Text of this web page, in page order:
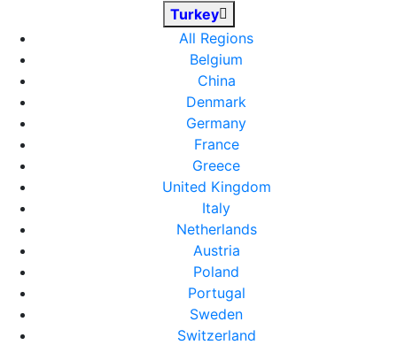
Turkey
All Regions
Belgium
China
Denmark
Germany
France
Greece
United Kingdom
Italy
Netherlands
Austria
Poland
Portugal
Sweden
Switzerland